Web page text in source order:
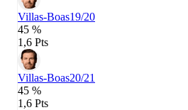
Villas-Boas19/20
45 %
1,6 Pts
Villas-Boas20/21
45 %
1,6 Pts